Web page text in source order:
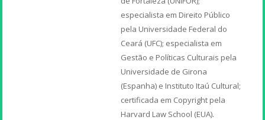
especialista em Direito Público
pela Universidade Federal do
Ceará (UFC); especialista em
Gestão e Políticas Culturais pela
Universidade de Girona
(Espanha) e Instituto Itaú Cultural;
certificada em Copyright pela
Harvard Law School (EUA).